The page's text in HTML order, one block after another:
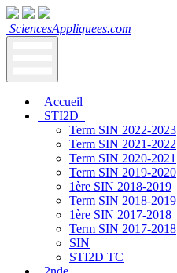
SciencesAppliquees.com
Accueil
STI2D
Term SIN 2022-2023
Term SIN 2021-2022
Term SIN 2020-2021
Term SIN 2019-2020
1ère SIN 2018-2019
Term SIN 2018-2019
1ère SIN 2017-2018
Term SIN 2017-2018
SIN
STI2D TC